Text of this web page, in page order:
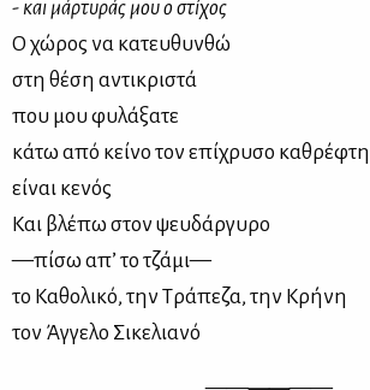
- και μάρ­τυ­ράς μου ο στί­χος
Ο χώ­ρος να κα­τευ­θυν­θώ
στη θέ­ση αντι­κρι­στά
που μου φυ­λά­ξα­τε
κά­τω από κεί­νο τον επί­χρυ­σο κα­θρέ­φτη
εί­ναι κε­νός
Και βλέ­πω στον ψευ­δάρ­γυ­ρο
—πί­σω απ’ το τζά­μι—
το Κα­θο­λι­κό, την Τρά­πε­ζα, την Κρή­νη
τον Άγ­γε­λο Σι­κε­λια­νό